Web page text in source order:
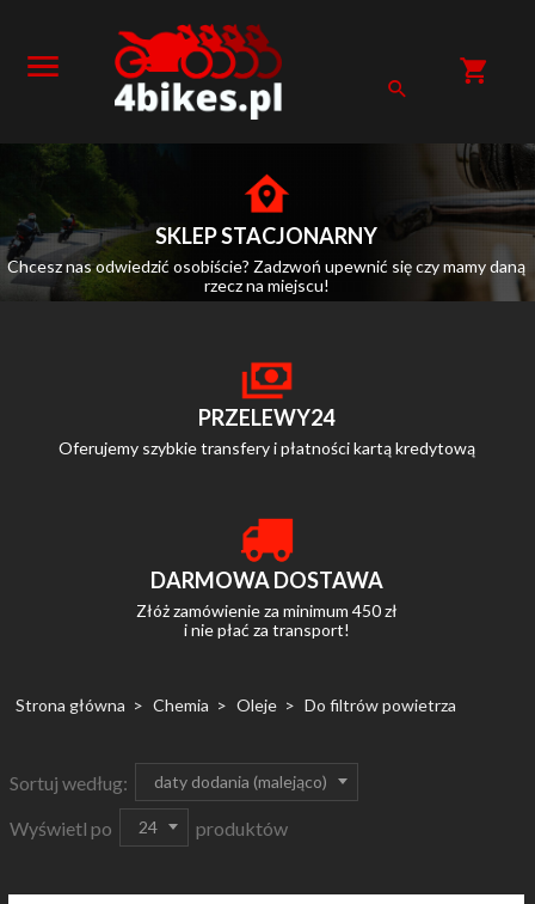
SKLEP STACJONARNY
Chcesz nas odwiedzić osobiście? Zadzwoń upewnić się czy mamy daną
rzecz na miejscu!
PRZELEWY24
Oferujemy szybkie transfery i płatności kartą kredytową
DARMOWA DOSTAWA
Złóż zamówienie za minimum 450 zł
i nie płać za transport!
Strona główna Chemia Oleje Do filtrów powietrza
Sortuj według: sortdaty dodania (malejąco)
Wyświetl po pop24 produktów